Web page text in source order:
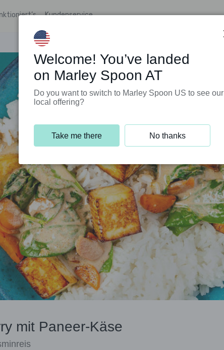
Kundenservice
mit Paneer-Käse
Welcome! You’ve landed
on Marley Spoon AT
Do you want to switch to Marley Spoon US to see our
local offering?
Take me there No thanks